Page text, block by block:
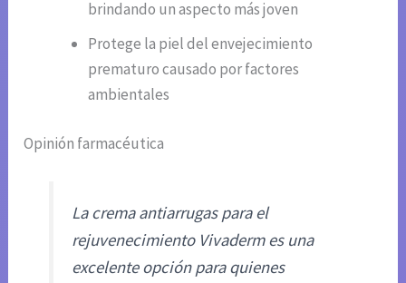
brindando un aspecto más joven
Protege la piel del envejecimiento
prematuro causado por factores
ambientales
Opinión farmacéutica
La crema antiarrugas para el
rejuvenecimiento Vivaderm es una
excelente opción para quienes